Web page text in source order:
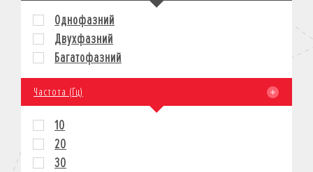
Однофазний
Двухфазний
Багатофазний
Частота (Гц)
10
20
30